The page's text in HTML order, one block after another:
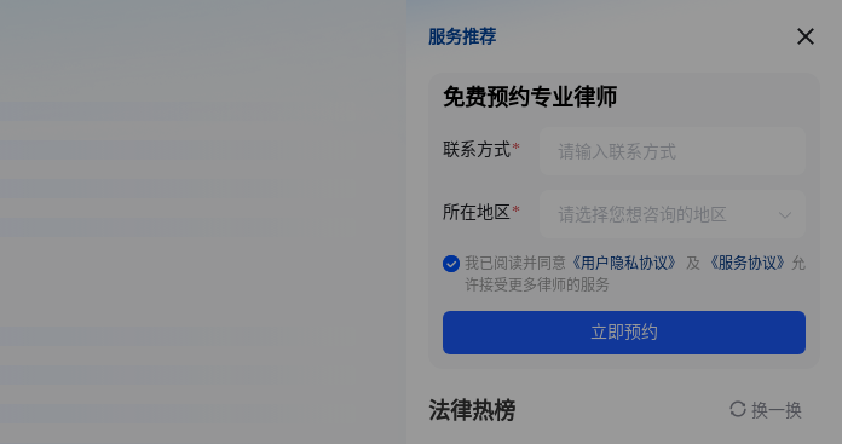
服务推荐
服务推荐
免费预约专业律师
联系方式
所在地区
我已阅读并同意 《用户隐私协议》 及 《服务协议》 允
许接受更多律师的服务
立即预约
法律热榜 换一换